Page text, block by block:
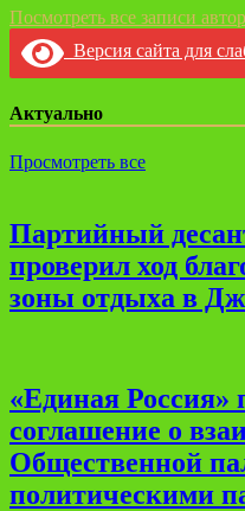
Посмотреть все записи
Версия сайта для
Актуально
Просмотреть все
Партийный
проверил ход
зоны отдыха в
«Единая Россия»
соглашение о
Общественной
политическими